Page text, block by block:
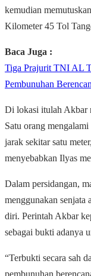
kemudian
Kilometer 45 Tol
Baca Juga :
Tiga Prajurit TNI AL
Pembunuhan
Di lokasi itulah Akbar
Satu orang
jarak sekitar satu
menyebabkan Ilyas
Dalam persidangan,
menggunakan senjata
diri. Perintah Akbar
sebagai bukti adanya
“Terbukti secara sah